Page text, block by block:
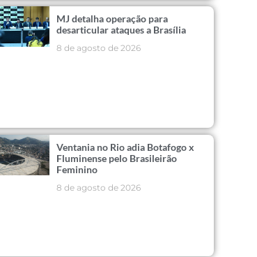
MJ detalha operação para
desarticular ataques a Brasília
8 de agosto de 2026
Ventania no Rio adia Botafogo x
Fluminense pelo Brasileirão
Feminino
8 de agosto de 2026